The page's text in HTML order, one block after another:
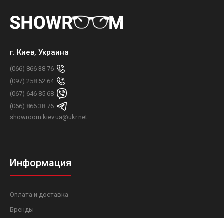
г. Киев, Украина
(066) 866 38 76
(097) 258 52 64
(067) 646 85 68
(066) 866 38 76
showroom.kiev.ua@ukr.net
Информация
Оплата и доставка
Бренды